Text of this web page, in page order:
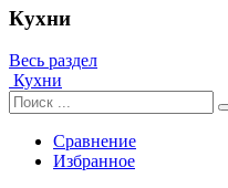
Кухни
Весь раздел
Кухни
Сравнение
Избранное